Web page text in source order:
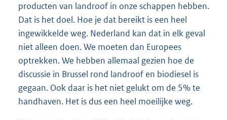
producten van landroof in onze schappen hebben.
Dat is het doel. Hoe je dat bereikt is een heel
ingewikkelde weg. Nederland kan dat in elk geval
niet alleen doen. We moeten dan Europees
optrekken. We hebben allemaal gezien hoe de
discussie in Brussel rond landroof en biodiesel is
gegaan. Ook daar is het niet gelukt om de 5% te
handhaven. Het is dus een heel moeilijke weg.